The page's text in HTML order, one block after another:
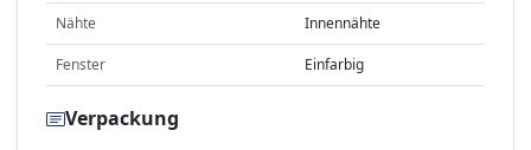
Nähte Innennähte
Fenster Einfarbig
Verpackung